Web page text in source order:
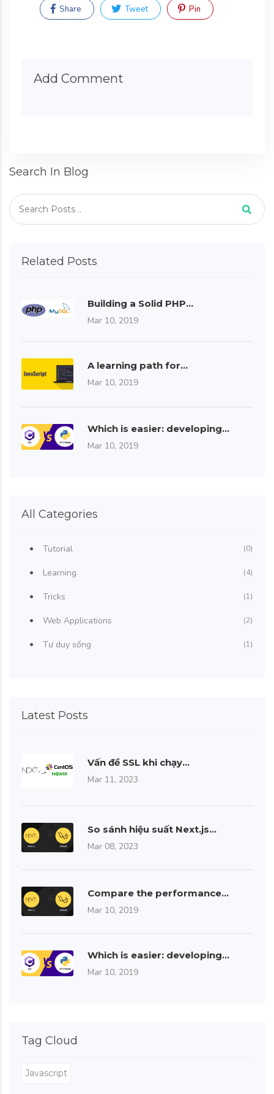
Share Tweet Pin
Add Comment
Search In Blog
Related Posts
Building a Solid PHP…
Mar 10, 2019
A learning path for…
Mar 10, 2019
Which is easier: developing…
Mar 10, 2019
All Categories
Tutorial (0)
Learning (4)
Tricks (1)
Web Applications (2)
Tư duy sống (1)
Latest Posts
Vấn đề SSL khi chạy…
Mar 11, 2023
So sánh hiệu suất Next.js…
Mar 08, 2023
Compare the performance…
Mar 10, 2019
Which is easier: developing…
Mar 10, 2019
Tag Cloud
Javascript